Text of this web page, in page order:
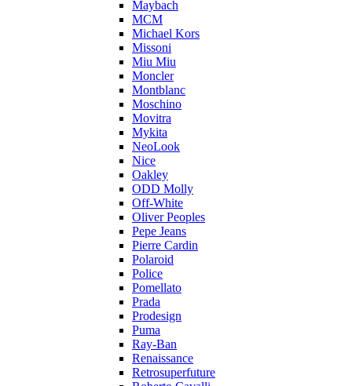
Maybach
MCM
Michael Kors
Missoni
Miu Miu
Moncler
Montblanc
Moschino
Movitra
Mykita
NeoLook
Nice
Oakley
ODD Molly
Off-White
Oliver Peoples
Pepe Jeans
Pierre Cardin
Polaroid
Police
Pomellato
Prada
Prodesign
Puma
Ray-Ban
Renaissance
Retrosuperfuture